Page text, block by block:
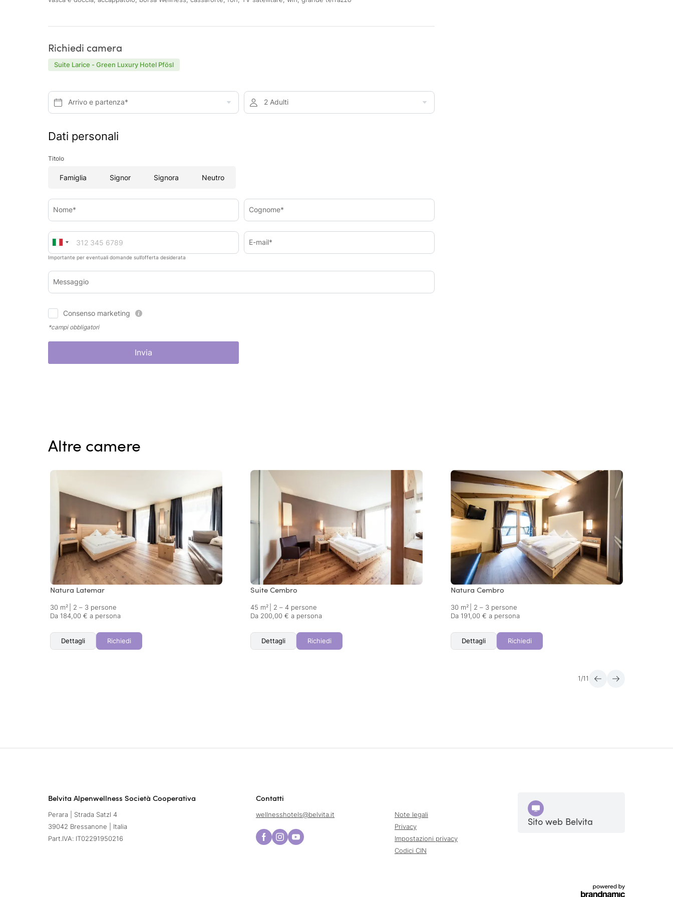
Richiedi camera
Suite Larice - Green Luxury Hotel Pfösl
Arrivo e partenza* 2 Adulti
Dati personali
Titolo
Famiglia Signor Signora Neutro
Nome* Cognome*
Importante per eventuali domande sull’offerta desiderata
E-mail*
Messaggio
Consenso marketing
*campi obbligatori
Invia
Altre camere
Natura Latemar
30 m²
2 – 3 persone
Da 184,00 € a persona
Dettagli Richiedi
Suite Cembro
45 m²
2 – 4 persone
Da 200,00 € a persona
Dettagli Richiedi
Natura Cembro
30 m²
2 – 3 persone
Da 191,00 € a persona
Dettagli Richiedi
1/11
Belvita Alpenwellness Società Cooperativa
Perara | Strada Satzl 4
39042 Bressanone | Italia
Part.IVA: IT02291950216
Contatti
wellnesshotels@belvita.it
Note legali
Privacy
Impostazioni privacy
Codici CIN
Sito web Belvita